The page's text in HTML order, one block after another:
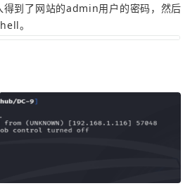
到了网站的admin用户的密码，然后
。